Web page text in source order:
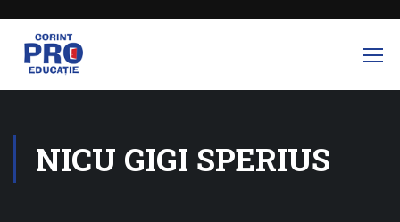
NICU GIGI SPERIUS